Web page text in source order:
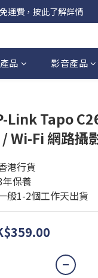
運費，按此了解詳情
品 影音產品
Link Tapo
Wi-Fi 網路攝
港行貨
保養
般1-2個工作天出貨